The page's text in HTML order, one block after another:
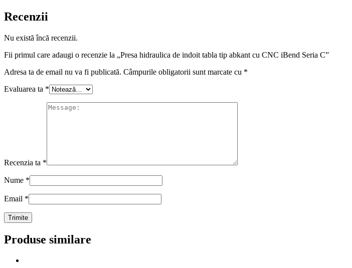
Recenzii
Nu există încă recenzii.
Fii primul care adaugi o recenzie la „Presa hidraulica de indoit tabla tip abkant cu CNC iBend Seria C”
Adresa ta de email nu va fi publicată. Câmpurile obligatorii sunt marcate cu *
Evaluarea ta *
Recenzia ta *
Nume *
Email *
Produse similare